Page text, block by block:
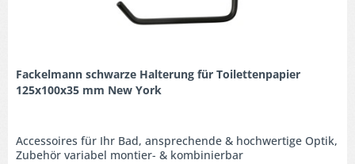
Fackelmann schwarze Halterung für Toilettenpapier
125x100x35 mm New York
Accessoires für Ihr Bad, ansprechende & hochwertige Optik,
Zubehör variabel montier- & kombinierbar